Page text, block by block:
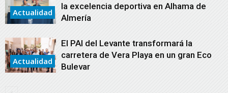
Actualidad
la excelencia deportiva en Alhama de
Almería
Actualidad
El PAI del Levante transformará la
carretera de Vera Playa en un gran Eco
Bulevar